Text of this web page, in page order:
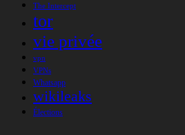
The Intercept
tor
vie privée
vpn
VPNs
Whatsapp
wikileaks
Élections